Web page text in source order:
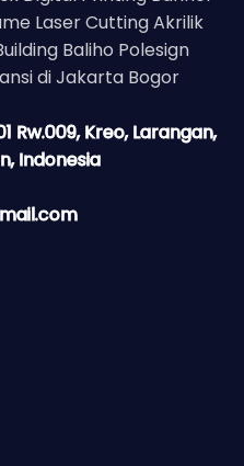
Laser Cutting Akrilik
Baliho Polesign
di Jakarta Bogor
Rw.009, Kreo, Larangan,
Indonesia